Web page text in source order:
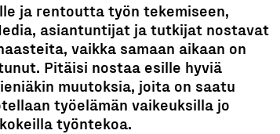
ja rentoutta työn tekemiseen,
asiantuntijat ja tutkijat nostavat
vaikka samaan aikaan on
Pitäisi nostaa esille hyviä
muutoksia, joita on saatu
työelämän vaikeuksilla jo
työntekoa.